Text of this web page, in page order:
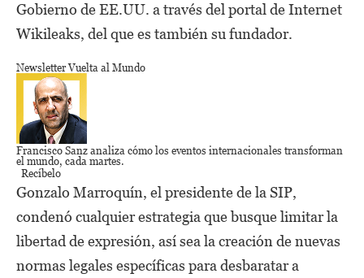
Gobierno de EE.UU. a través del portal de Internet
Wikileaks, del que es también su fundador.
Newsletter Vuelta al Mundo
Francisco Sanz analiza cómo los eventos internacionales transforman
el mundo, cada martes.
Recíbelo
Gonzalo Marroquín, el presidente de la SIP,
condenó cualquier estrategia que busque limitar la
libertad de expresión, así sea la creación de nuevas
normas legales específicas para desbaratar a